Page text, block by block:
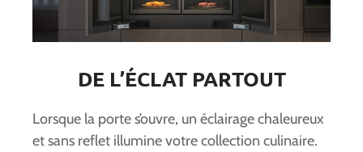
DE L’ÉCLAT PARTOUT
Lorsque la porte s’ouvre, un éclairage chaleureux
et sans reflet illumine votre collection culinaire.